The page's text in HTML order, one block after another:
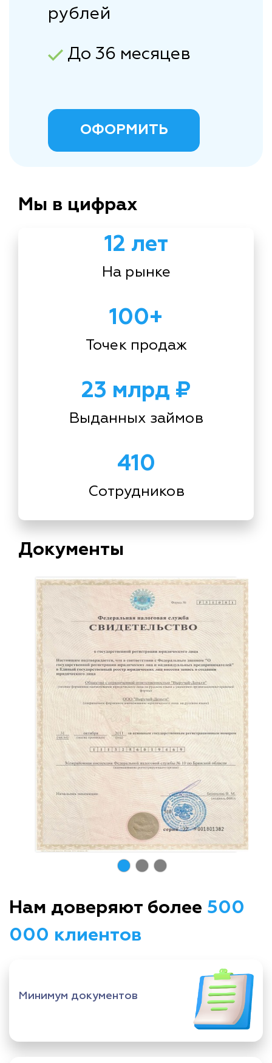
рублей
До 36 месяцев
ОФОРМИТЬ
Мы в цифрах
12 лет
На рынке
100+
Точек продаж
23 млрд ₽
Выданных займов
410
Сотрудников
Документы
Нам доверяют более 500
000 клиентов
Минимум документов